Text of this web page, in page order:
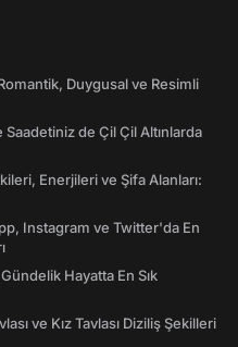
Duygusal ve Resimli
de Çil Çil Altınlarda
Enerjileri ve Şifa Alanları:
Instagram ve Twitter'da En
Hayatta En Sık
ve Kız Tavlası Diziliş Şekilleri